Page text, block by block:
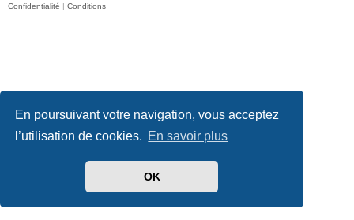
En poursuivant votre navigation, vous acceptez
l’utilisation de cookies. En savoir plus
OK
Confidentialité | Conditions